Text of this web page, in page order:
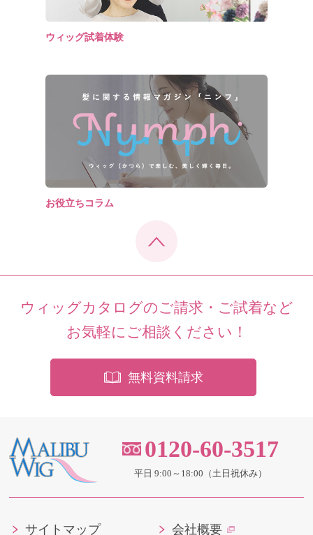
ウィッグ試着体験
お役立ちコラム
ウィッグカタログのご請求・ご試着など
お気軽にご相談ください！
無料資料請求
0120-60-3517
平日 9:00～18:00（土日祝休み）
サイトマップ 会社概要